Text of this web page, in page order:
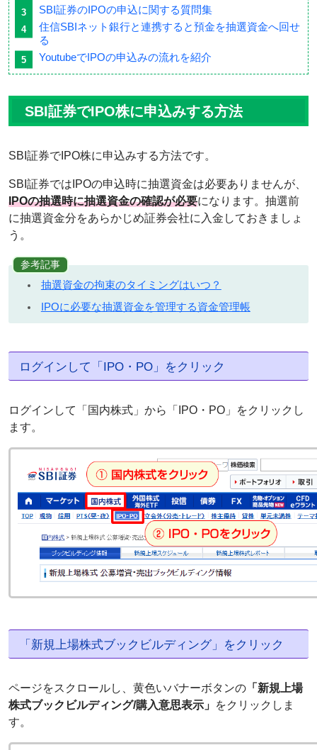
SBI証券のIPOの申込に関する質問集
住信SBIネット銀行と連携すると預金を抽選資金へ回せ
る
YoutubeでIPOの申込みの流れを紹介
SBI証券でIPO株に申込みする方法
SBI証券でIPO株に申込みする方法です。
SBI証券ではIPOの申込時に抽選資金は必要ありませんが、
IPOの抽選時に抽選資金の確認が必要になります。抽選前
に抽選資金分をあらかじめ証券会社に入金しておきましょ
う。
参考記事
抽選資金の拘束のタイミングはいつ？
IPOに必要な抽選資金を管理する資金管理帳
ログインして「IPO・PO」をクリック
ログインして「国内株式」から「IPO・PO」をクリックし
ます。
「新規上場株式ブックビルディング」をクリック
ページをスクロールし、黄色いバナーボタンの 「新規上場
株式ブックビルディング/購入意思表示」 をクリックしま
す。